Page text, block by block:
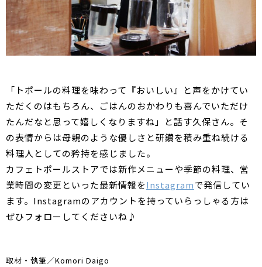
「トポールの料理を味わって『おいしい』と声をかけてい
ただくのはもちろん、ごはんのおかわりも喜んでいただけ
たんだなと思って嬉しくなりますね」と話す久保さん。そ
の表情からは母親のような優しさと研鑽を積み重ね続ける
料理人としての矜持を感じました。
カフェトポールストアでは新作メニューや季節の料理、営
業時間の変更といった最新情報をInstagramで発信してい
ます。Instagramのアカウントを持っていらっしゃる方は
ぜひフォローしてくださいね♪
取材・執筆／Komori Daigo